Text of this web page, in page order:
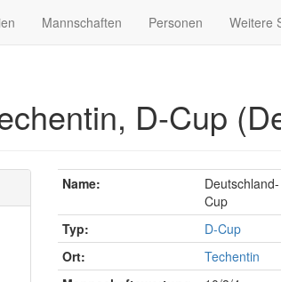
Mannschaften Personen Weitere
D-Cup
Name:
Deutschland-
Cup
Typ:
D-Cup
Ort:
Techentin